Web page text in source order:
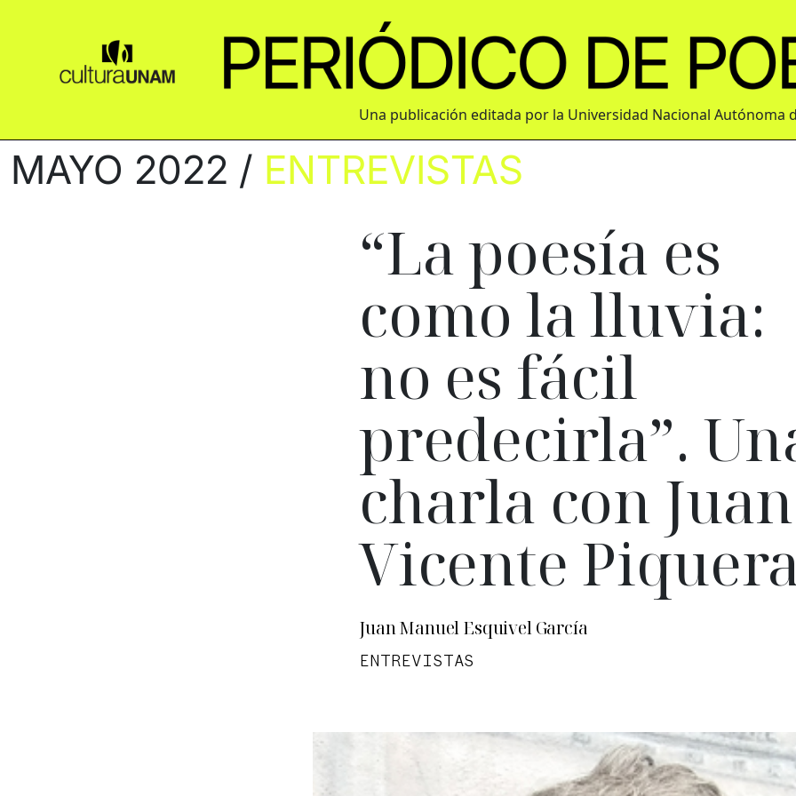
Una publicación editada por la Universidad Nacional Autónoma
MAYO 2022 / ENTREVISTAS
“La poesía es
como la lluvia:
no es fácil
predecirla”.
charla con Juan
Vicente
Juan Manuel Esquivel García
ENTREVISTAS